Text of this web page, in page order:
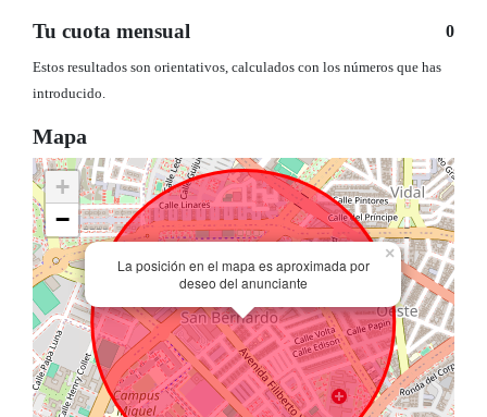
Tu cuota mensual 0
Estos resultados son orientativos, calculados con los números que has
introducido.
Mapa
La posición en el mapa es aproximada por
deseo del anunciante
×
+
−